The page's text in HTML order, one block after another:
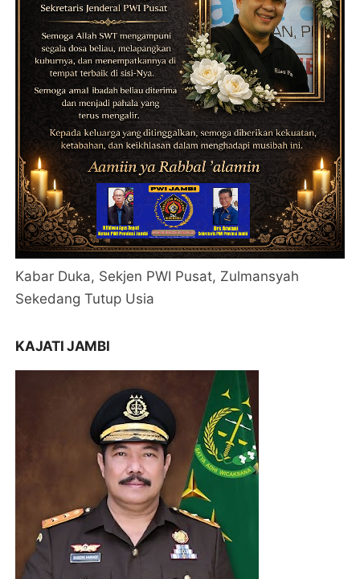
Kabar Duka, Sekjen PWI Pusat, Zulmansyah
Sekedang Tutup Usia
KAJATI JAMBI